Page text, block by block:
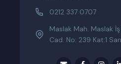
0212 337 0707
Maslak Mah. Maslak
Cad. No: 239 Kat:1